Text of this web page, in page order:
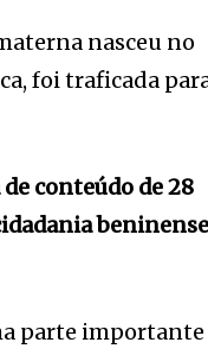
nasceu no
foi traficada
conteúdo de 28
parte importante